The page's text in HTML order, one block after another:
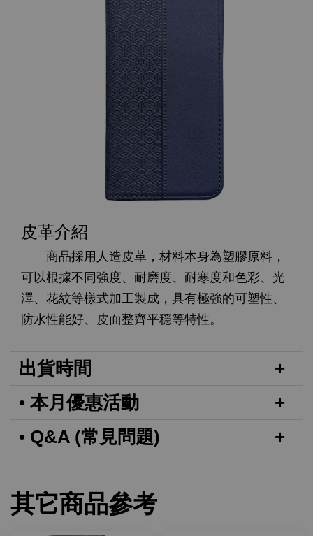
皮革介紹
商品採用人造皮革，材料本身為塑膠原料，
可以根據不同強度、耐磨度、耐寒度和色彩、光
澤、花紋等樣式加工製成，具有極強的可塑性、
防水性能好、皮面整齊平穩等特性。
出貨時間
• 本月優惠活動
• Q&A (常見問題)
其它商品參考